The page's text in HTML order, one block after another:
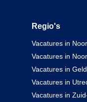
Regio's
Vacatures in
Vacatures in
Vacatures in
Vacatures in
Vacatures in